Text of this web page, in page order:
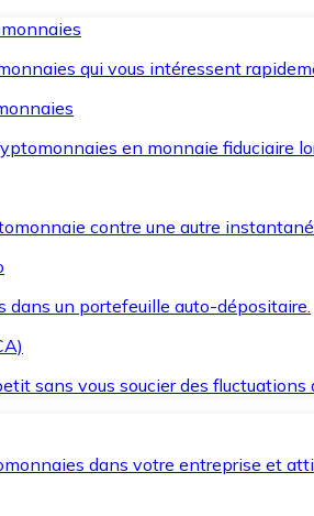
qui vous intéressent
en monnaie fiduciaire
contre une autre
dans un portefeuille auto-dépositaire.
sans vous soucier des fluctuations
dans votre entreprise et